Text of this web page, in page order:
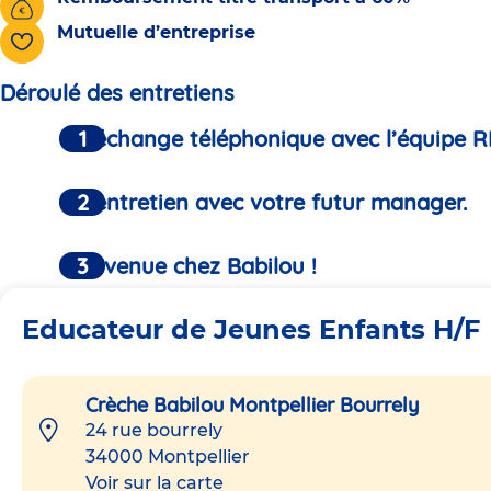
Mutuelle d’entreprise
Déroulé des entretiens
Un échange téléphonique avec l’équipe
Un entretien avec votre futur manager.
Bienvenue chez Babilou !
Educateur de Jeunes Enfants H/F
Crèche Babilou Montpellier Bourrely
24 rue bourrely
34000 Montpellier
Voir sur la carte